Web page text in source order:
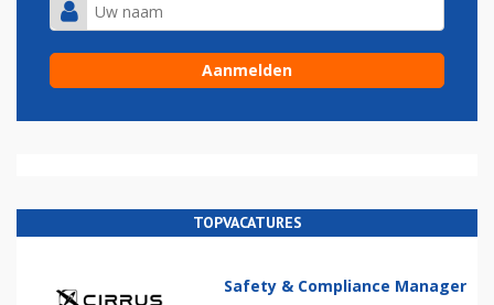
TOPVACATURES
Safety & Compliance Manager